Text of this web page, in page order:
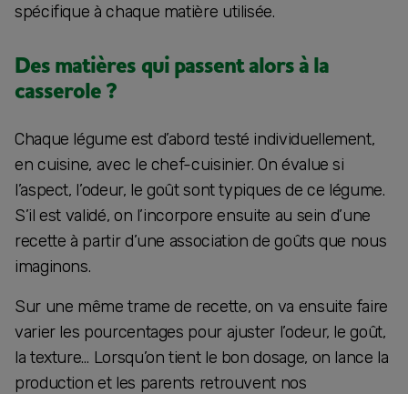
spécifique à chaque matière utilisée.
Des matières qui passent alors à la
casserole ?
Chaque légume est d’abord testé individuellement,
en cuisine, avec le chef-cuisinier. On évalue si
l’aspect, l’odeur, le goût sont typiques de ce légume.
S’il est validé, on l’incorpore ensuite au sein d’une
recette à partir d’une association de goûts que nous
imaginons.
Sur une même trame de recette, on va ensuite faire
varier les pourcentages pour ajuster l’odeur, le goût,
la texture… Lorsqu’on tient le bon dosage, on lance la
production et les parents retrouvent nos